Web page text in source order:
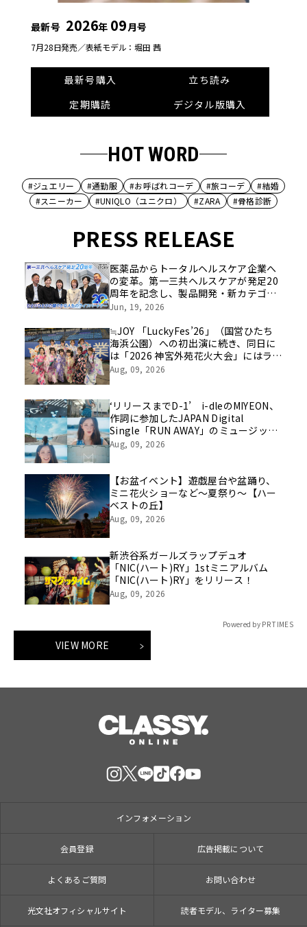
最新号 2026年 09月号
7月28日発売／表紙モデル：堀田 茜
最新号購入
立ち読み
定期購読
デジタル版購入
HOT WORD
#ジュエリー #通勤服 #お呼ばれコーデ #旅コーデ
#結婚
#スニーカー
#UNIQLO（ユニクロ） #ZARA #骨格診断
PRESS RELEASE
医薬品からトータルヘルスケア企業へ
の変革。第一三共ヘルスケアが発足20
周年を記念し、製品開発・新カテゴリ
挑戦の舞台や旧社統合時のエピソード
像を公開！
Jun, 19, 2026
≒JOY 「LuckyFes’26」（国営ひたち
海浜公園）への初出演に続き、同日に
は「2026 神宮外苑花火大会」にはライ
ブ出演！浴衣に着替えたメンバーの写
Aug, 09, 2026
‘リリースまでD-1’ i-dleのMIYEON、
作詞に参加したJAPAN Digital
Single「RUN AWAY」のミュージック
ビデオティザーを初公開
Aug, 09, 2026
【お盆イベント】遊戯屋台や盆踊り、
ミニ花火ショーなど～夏祭り～【ハー
ベストの丘】
Aug, 09, 2026
新渋谷系ガールズラップデュオ
「NIC(ハート)RY」1stミニアルバム
「NIC(ハート)RY」をリリース！
Aug, 09, 2026
Powered by PR TIMES
VIEW MORE
インフォメーション
会員登録 広告掲載について
よくあるご質問 お問い合わせ
光文社オフィシャルサイト 読者モデル、ライター募集